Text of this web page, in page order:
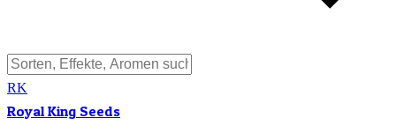
RK
Royal King Seeds